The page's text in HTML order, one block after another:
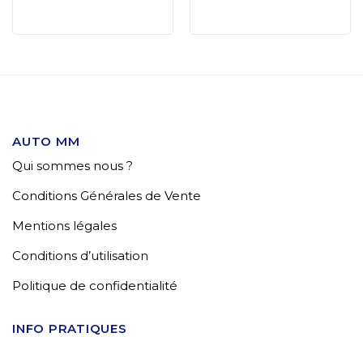
AUTO MM
Qui sommes nous ?
Conditions Générales de Vente
Mentions légales
Conditions d’utilisation
Politique de confidentialité
INFO PRATIQUES